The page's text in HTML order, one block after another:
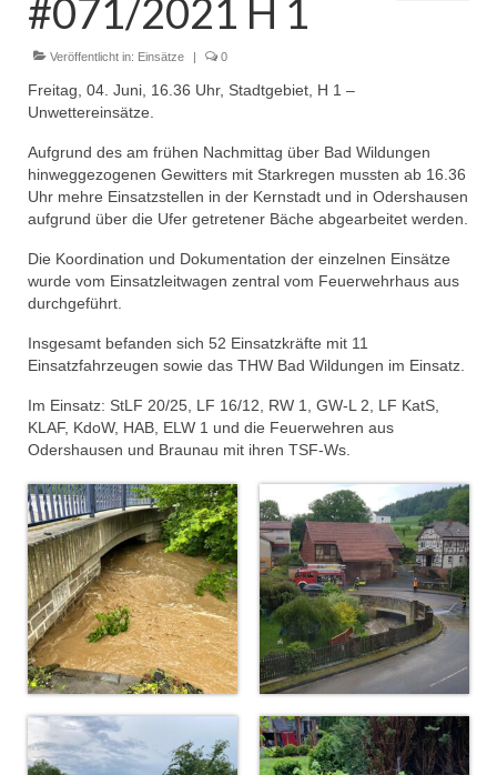
Dienstplan
Einsätze
Einsatzstichworte
Jugendfeuerwehr
Infos
Gründung Jugendfeuerwehr 1996
Kreiszeltlager 2023
Kinderfeuerwehr
Dienstplan
Katastrophenschutz
GDekonP-Zug
Dienstplan Dekon-Zug
KatS-Zug
Dienstplan KatS-Zug
#071/2021 H 1
Veröffentlicht in: Einsätze | 0
Freitag, 04. Juni, 16.36 Uhr, Stadtgebiet, H 1 –
Unwettereinsätze.
Aufgrund des am frühen Nachmittag über Bad Wildungen
hinweggezogenen Gewitters mit Starkregen mussten ab 16.36
Uhr mehre Einsatzstellen in der Kernstadt und in Odershausen
aufgrund über die Ufer getretener Bäche abgearbeitet werden.
Die Koordination und Dokumentation der einzelnen Einsätze
wurde vom Einsatzleitwagen zentral vom Feuerwehrhaus aus
durchgeführt.
Insgesamt befanden sich 52 Einsatzkräfte mit 11
Einsatzfahrzeugen sowie das THW Bad Wildungen im Einsatz.
Im Einsatz: StLF 20/25, LF 16/12, RW 1, GW-L 2, LF KatS,
KLAF, KdoW, HAB, ELW 1 und die Feuerwehren aus
Odershausen und Braunau mit ihren TSF-Ws.